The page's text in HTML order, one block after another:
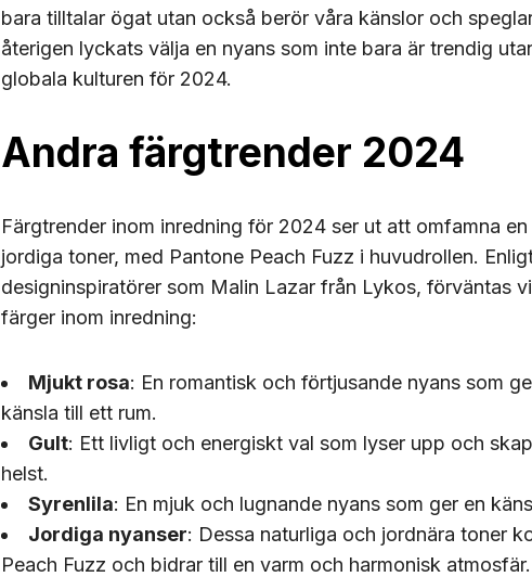
bara tilltalar ögat utan också berör våra känslor och
återigen lyckats välja en nyans som inte bara är trendig
globala kulturen för 2024.
Andra färgtrender 2024
Färgtrender inom inredning för 2024 ser ut att omfamna
jordiga toner, med Pantone Peach Fuzz i huvudrollen.
designinspiratörer som Malin Lazar från Lykos, förväntas
färger inom inredning:
Mjukt rosa: En romantisk och förtjusande nyans som
känsla till ett rum.
Gult: Ett livligt och energiskt val som lyser upp och
helst.
Syrenlila: En mjuk och lugnande nyans som ger en
Jordiga nyanser: Dessa naturliga och jordnära toner
Peach Fuzz och bidrar till en varm och harmonisk atmosfär.